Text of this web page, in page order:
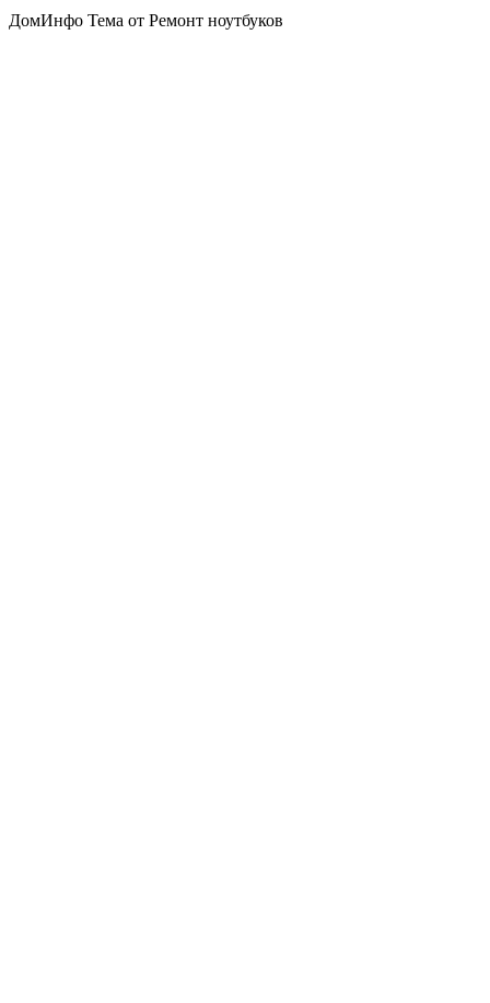
ДомИнфо Тема от Ремонт ноутбуков